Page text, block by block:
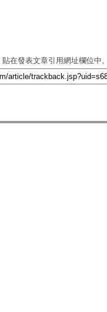
在發表文章引用網址欄位中。